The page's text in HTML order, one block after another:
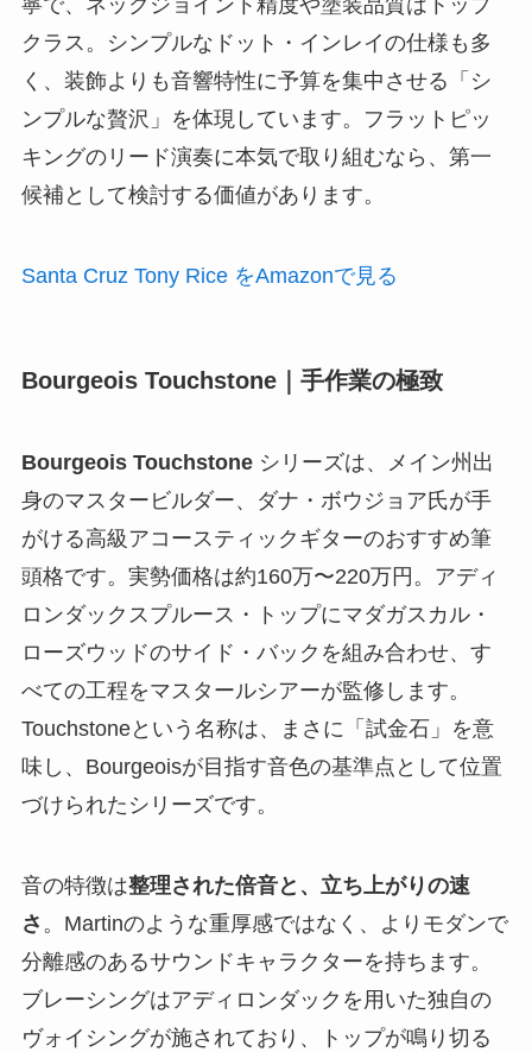
クラス。シンプルなドット・インレイの仕様も多
く、装飾よりも音響特性に予算を集中させる「シ
ンプルな贅沢」を体現しています。フラットピッ
キングのリード演奏に本気で取り組むなら、第一
候補として検討する価値があります。
Santa Cruz Tony Rice をAmazonで見る
Bourgeois Touchstone｜手作業の極致
Bourgeois Touchstoneシリーズは、メイン州出
身のマスタービルダー、ダナ・ボウジョア氏が手
がける高級アコースティックギターのおすすめ筆
頭格です。実勢価格は約160万〜220万円。アディ
ロンダックスプルース・トップにマダガスカル・
ローズウッドのサイド・バックを組み合わせ、す
べての工程をマスタールシアーが監修します。
Touchstoneという名称は、まさに「試金石」を意
味し、Bourgeoisが目指す音色の基準点として位置
づけられたシリーズです。
音の特徴は整理された倍音と、立ち上がりの速
さ 。Martinのような重厚感ではなく、よりモダンで
分離感のあるサウンドキャラクターを持ちます。
ブレーシングはアディロンダックを用いた独自の
ヴォイシングが施されており、トップが鳴り切る